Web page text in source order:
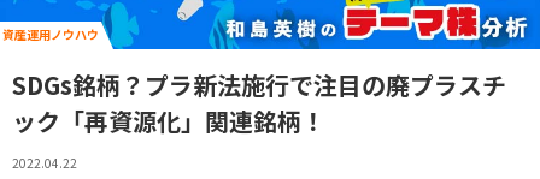
資産運用ノウハウ
SDGs銘柄？プラ新法施行で注目の廃プラスチ
ック「再資源化」関連銘柄！
2022.04.22